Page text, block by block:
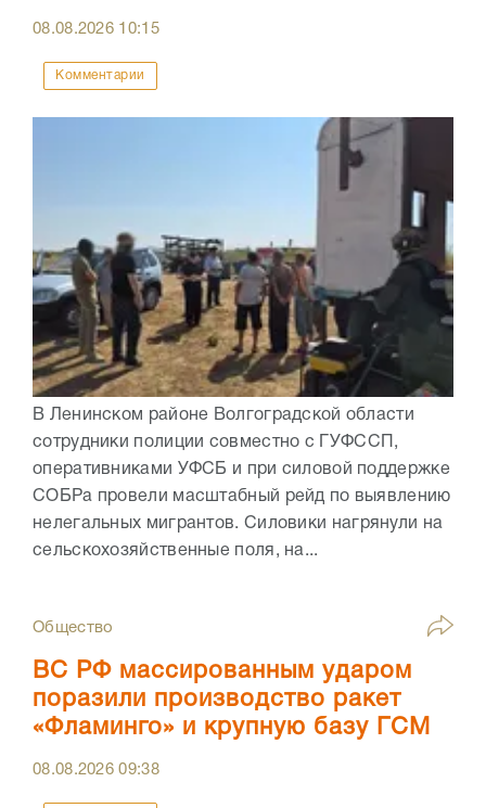
08.08.2026 10:15
Комментарии
В Ленинском районе Волгоградской области
сотрудники полиции совместно с ГУФССП,
оперативниками УФСБ и при силовой поддержке
СОБРа провели масштабный рейд по выявлению
нелегальных мигрантов. Силовики нагрянули на
сельскохозяйственные поля, на...
Общество
ВС РФ массированным ударом
поразили производство ракет
«Фламинго» и крупную базу ГСМ
08.08.202609:38